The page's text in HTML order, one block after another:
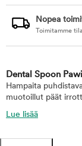
Nopea
Toimitamme
Dental Spoon
Hampaita
muotoillut päät
Lue lisää